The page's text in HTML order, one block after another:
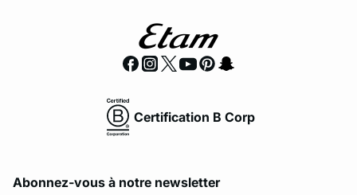
Certification B Corp
Abonnez-vous à notre newsletter